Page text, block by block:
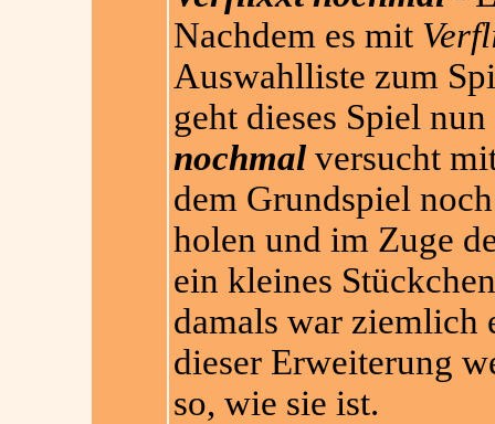
Nachdem es mit
Auswahlliste zum
geht dieses Spiel
nochmalversucht
dem Grundspiel
holen und im Zuge
ein kleines
damals war ziemlich
dieser Erweiterung
so, wie sie ist.